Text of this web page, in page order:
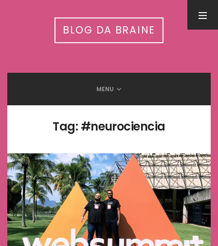
BLOG DA BRAINE
MENU
Tag: #neurociencia
Inteligência Artificial nas APAEs: workshop nacional conecta
31 de julho de 2026
Meditação e Cérebro: Descubra os benefícios científicos
12 de setembro de 2025